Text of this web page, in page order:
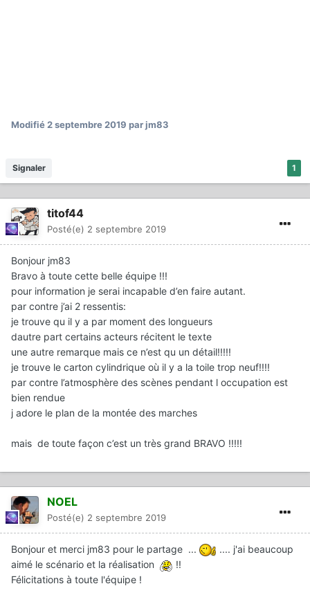
Modifié2 septembre 2019 par jm83
1
Signaler
titof44
Posté(e) 2 septembre 2019
Bonjour jm83
Bravo à toute cette belle équipe !!!
pour information je serai incapable d’en faire autant.
par contre j’ai 2 ressentis:
je trouve qu il y a par moment des longueurs
dautre part certains acteurs récitent le texte
une autre remarque mais ce n’est qu un détail!!!!!
je trouve le carton cylindrique où il y a la toile trop neuf!!!!
par contre l’atmosphère des scènes pendant l occupation est
bien rendue
j adore le plan de la montée des marches
mais de toute façon c’est un très grand BRAVO !!!!!
NOEL
Posté(e) 2 septembre 2019
Bonjour et merci jm83 pour le partage ...
.... j'ai beaucoup
aimé le scénario et la réalisation
!!
Félicitations à toute l'équipe !